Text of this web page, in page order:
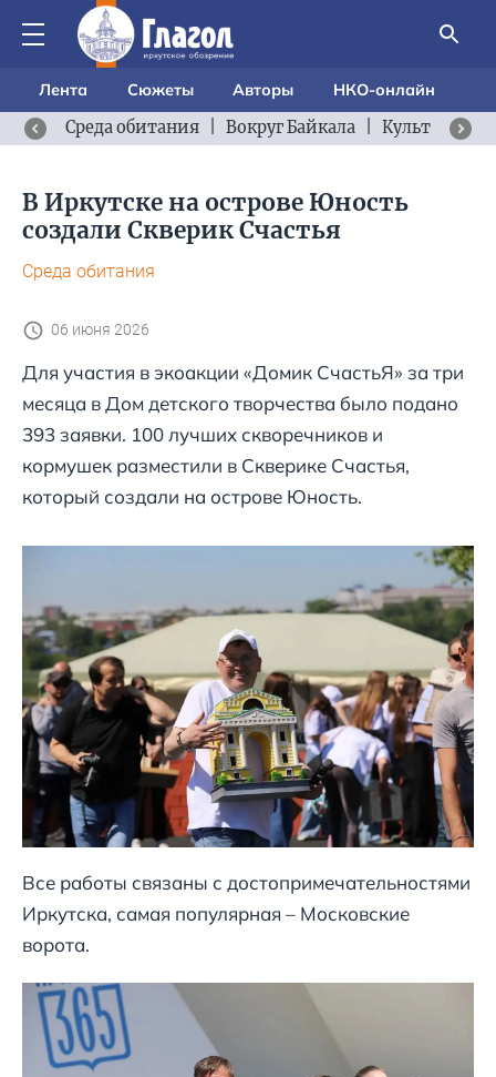
Лента Сюжеты Авторы
НКО-онлайн
Среда обитания
Вокруг Байкала Культурный
В Иркутске на острове Юность
создали Скверик Счастья
Среда обитания
06 июня 2026
Для участия в экоакции «Домик СчастьЯ» за три
месяца в Дом детского творчества было подано
393 заявки. 100 лучших скворечников и
кормушек разместили в Скверике Счастья,
который создали на острове Юность.
Все работы связаны с достопримечательностями
Иркутска, самая популярная – Московские
ворота.